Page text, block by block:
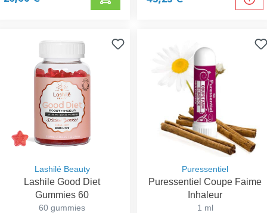
Lashilé Beauty
Lashile Good Diet
Gummies 60
60 gummies
Puressentiel
Puressentiel Coupe Faime
Inhaleur
1 ml